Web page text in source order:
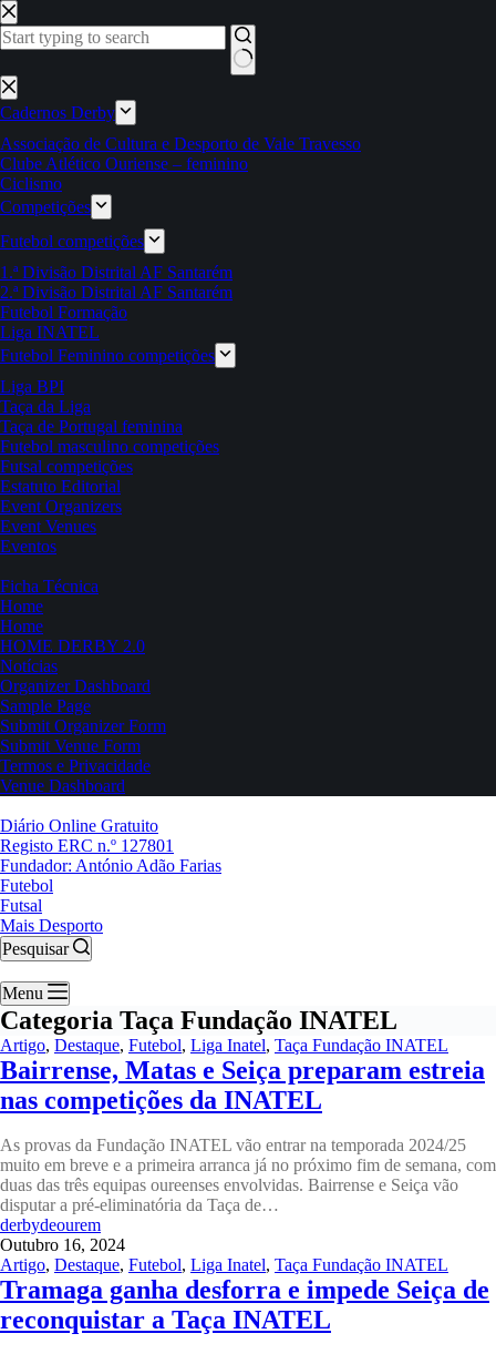
Pular
para
o
Sem
resultados
Cadernos Derby
Associação de Cultura e Desporto de Vale Travesso
Clube Atlético Ouriense – feminino
Ciclismo
Competições
Futebol competições
1.ª Divisão Distrital AF Santarém
2.ª Divisão Distrital AF Santarém
Futebol Formação
Liga INATEL
Futebol Feminino competições
Liga BPI
Taça da Liga
Taça de Portugal feminina
Futebol masculino competições
Futsal competições
Estatuto Editorial
Event Organizers
Event Venues
Eventos
Ficha Técnica
Home
Home
HOME DERBY 2.0
Notícias
Organizer Dashboard
Sample Page
Submit Organizer Form
Submit Venue Form
Termos e Privacidade
Venue Dashboard
Diário Online Gratuito
Registo ERC n.º 127801
Fundador: António Adão Farias
Futebol
Futsal
Mais Desporto
Pesquisar
Menu
Categoria Taça Fundação INATEL
Artigo, Destaque, Futebol, Liga Inatel, Taça Fundação INATEL
Bairrense, Matas e Seiça preparam estreia
nas competições da INATEL
As provas da Fundação INATEL vão entrar na temporada 2024/25
muito em breve e a primeira arranca já no próximo fim de semana, com
duas das três equipas oureenses envolvidas. Bairrense e Seiça vão
disputar a pré-eliminatória da Taça de…
derbydeourem
Outubro 16, 2024
Artigo, Destaque, Futebol, Liga Inatel, Taça Fundação INATEL
Tramaga ganha desforra e impede Seiça de
reconquistar a Taça INATEL